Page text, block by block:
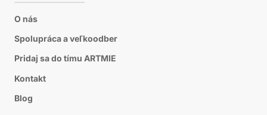
O nás
Spolupráca a veľkoodber
Pridaj sa do tímu ARTMIE
Kontakt
Blog